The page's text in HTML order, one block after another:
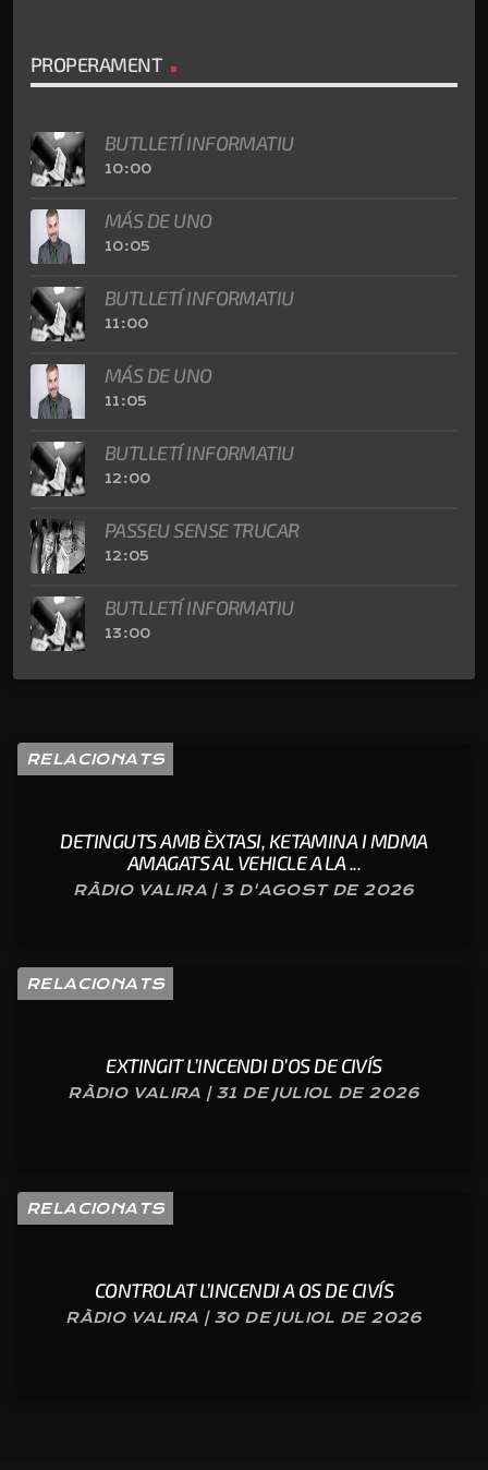
PROPERAMENT
BUTLLETÍ INFORMATIU
10:00
MÁS DE UNO
10:05
BUTLLETÍ INFORMATIU
11:00
MÁS DE UNO
11:05
BUTLLETÍ INFORMATIU
12:00
PASSEU SENSE TRUCAR
12:05
BUTLLETÍ INFORMATIU
13:00
RELACIONATS
DETINGUTS AMB ÈXTASI, KETAMINA I MDMA
AMAGATS AL VEHICLE A LA ...
RÀDIO VALIRA | 3 D'AGOST DE 2026
RELACIONATS
EXTINGIT L’INCENDI D’OS DE CIVÍS
RÀDIO VALIRA | 31 DE JULIOL DE 2026
RELACIONATS
CONTROLAT L’INCENDI A OS DE CIVÍS
RÀDIO VALIRA | 30 DE JULIOL DE 2026